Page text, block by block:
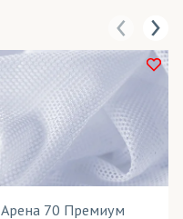
Арена 70 Премиум